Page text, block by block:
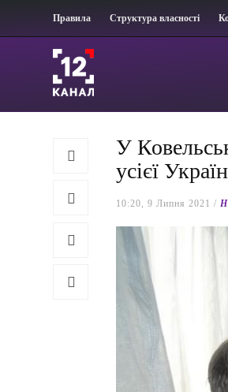
Правила Структура власності
У
усієї
10:20, 9 Липня 2021 /